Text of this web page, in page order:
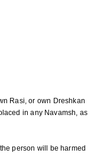
Rasi, or own Dreshkan
in any Navamsh, as
person will be harmed